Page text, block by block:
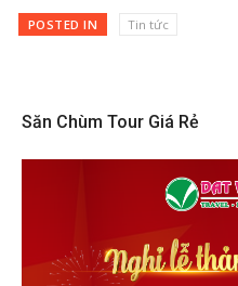
POSTED IN Tin tức
Săn Chùm Tour Giá Rẻ